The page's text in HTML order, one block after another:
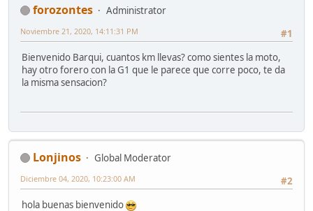
forozontes
Administrator
#1
Noviembre 21, 2020, 14:11:31 PM
Bienvenido Barqui, cuantos km llevas? como sientes la moto,
hay otro forero con la G1 que le parece que corre poco, te da
la misma sensacion?
Lonjinos
Global Moderator
#2
Diciembre 04, 2020, 10:23:00 AM
hola buenas bienvenido